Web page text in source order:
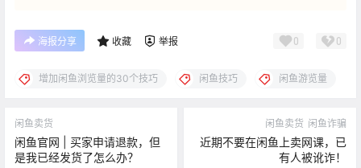
海报分享 收藏 举报 0 0
增加闲鱼浏览量的30个技巧 闲鱼技巧 闲鱼游览量
闲鱼卖货
闲鱼官网 | 买家申请退款，但
是我已经发货了怎么办？​
闲鱼卖货 闲鱼诈骗
近期不要在闲鱼上卖网课，已
有人被讹诈！